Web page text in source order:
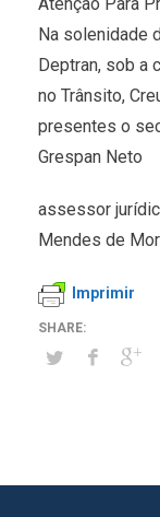
Na solenidade
Deptran, sob a
no Trânsito,
presentes o
Grespan Neto
assessor
Mendes de
Imprimir